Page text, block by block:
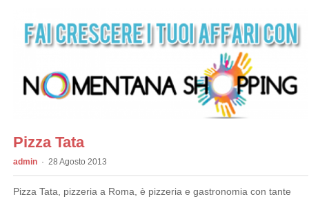
Pizza Tata
admin 28 Agosto 2013
Pizza Tata, pizzeria a Roma, è pizzeria e gastronomia con tante